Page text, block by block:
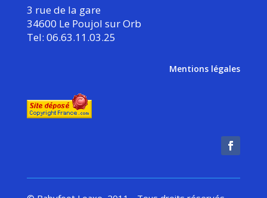
3 rue de la gare
34600 Le Poujol sur Orb
Tel: 06.63.11.03.25
Mentions légales